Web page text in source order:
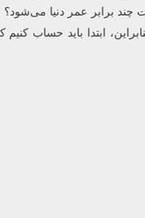
برابر عمر دنیا می‌شود؟
ابتدا باید